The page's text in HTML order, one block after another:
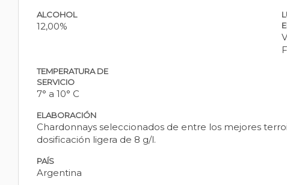
ALCOHOL
12,00%
TEMPERATURA DE
SERVICIO
7° a 10° C
ELABORACIÓN
Chardonnays seleccionados de entre los mejores
dosificación ligera de 8 g/l.
PAÍS
Argentina